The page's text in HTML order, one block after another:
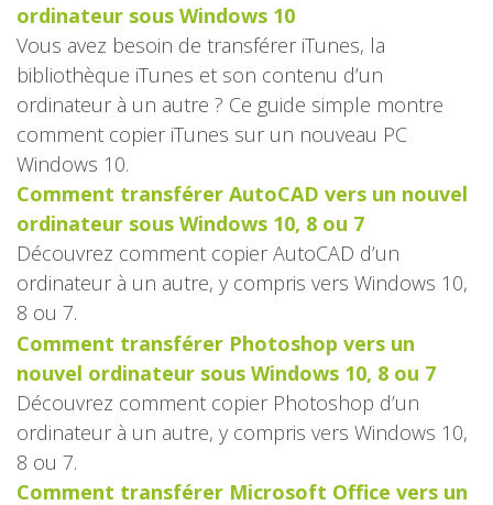
ordinateur sous Windows 10
Vous avez besoin de transférer iTunes, la
bibliothèque iTunes et son contenu d’un
ordinateur à un autre ? Ce guide simple montre
comment copier iTunes sur un nouveau PC
Windows 10.
Comment transférer AutoCAD vers un nouvel
ordinateur sous Windows 10, 8 ou 7
Découvrez comment copier AutoCAD d’un
ordinateur à un autre, y compris vers Windows 10,
8 ou 7.
Comment transférer Photoshop vers un
nouvel ordinateur sous Windows 10, 8 ou 7
Découvrez comment copier Photoshop d’un
ordinateur à un autre, y compris vers Windows 10,
8 ou 7.
Comment transférer Microsoft Office vers un